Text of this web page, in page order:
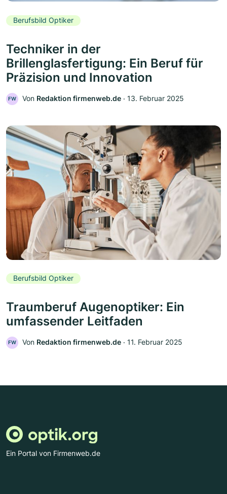
Berufsbild Optiker
Techniker in der
Brillenglasfertigung: Ein Beruf für
Präzision und Innovation
FW Von Redaktion firmenweb.de ‧ 13. Februar 2025
Berufsbild Optiker
Traumberuf Augenoptiker: Ein
umfassender Leitfaden
FW Von Redaktion firmenweb.de ‧ 11. Februar 2025
Ein Portal von Firmenweb.de